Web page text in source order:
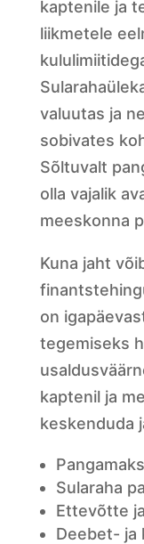
kaptenile ja
liikmetele
valuutas ja
sobivates
Sõltuvalt
olla vajalik
meeskonna
Kuna jaht
on
tegemiseks
kaptenil ja
keskenduda
Sularaha
Ettevõtte
Deebet- ja